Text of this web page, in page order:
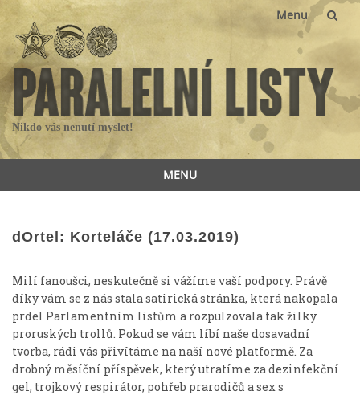
Menu
Skip
content
Nikdo vás nenutí myslet!
MENU
content
dOrtel: Korteláče (17.03.2019)
Milí fanoušci, neskutečně si vážíme vaší podpory. Právě
díky vám se z nás stala satirická stránka, která nakopala
prdel Parlamentním listům a rozpulzovala tak žilky
proruských trollů. Pokud se vám líbí naše dosavadní
tvorba, rádi vás přivítáme na naší nové platformě. Za
drobný měsíční příspěvek, který utratíme za dezinfekční
gel, trojkový respirátor, pohřeb prarodičů a sex s